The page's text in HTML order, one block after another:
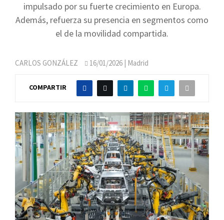
impulsado por su fuerte crecimiento en Europa.
Además, refuerza su presencia en segmentos como
el de la movilidad compartida.
CARLOS GONZÁLEZ 16/01/2026 | Madrid
COMPARTIR